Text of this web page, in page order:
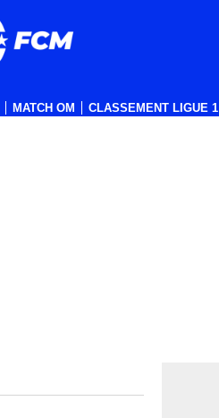
MATCH OM CLASSEMENT LIGUE 1